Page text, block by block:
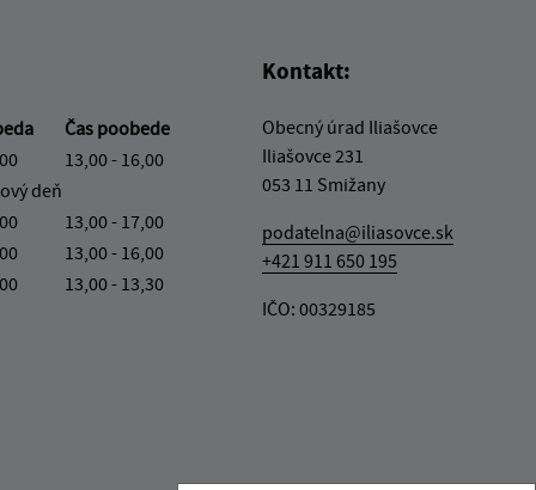
Čas poobede
13,00 - 16,00
deň
13,00 - 17,00
13,00 - 16,00
13,00 - 13,30
Kontakt:
Obecný úrad Iliašovce
Iliašovce 231
053 11 Smižany
podatelna@iliasovce.sk
+421 911 650 195
IČO: 00329185